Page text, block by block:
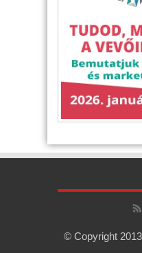
© Copyright